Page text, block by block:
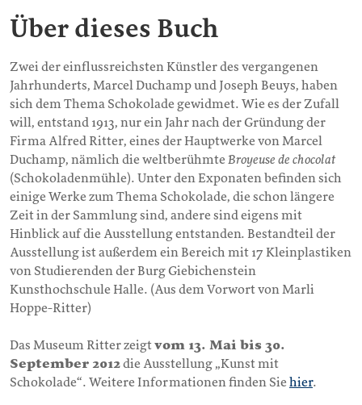
Über dieses Buch
Zwei der einflussreichsten Künstler des vergangenen
Jahrhunderts, Marcel Duchamp und Joseph Beuys, haben
sich dem Thema Schokolade gewidmet. Wie es der Zufall
will, entstand 1913, nur ein Jahr nach der Gründung der
Firma Alfred Ritter, eines der Hauptwerke von Marcel
Duchamp, nämlich die weltberühmte Broyeuse de chocolat
(Schokoladenmühle). Unter den Exponaten befinden sich
einige Werke zum Thema Schokolade, die schon längere
Zeit in der Sammlung sind, andere sind eigens mit
Hinblick auf die Ausstellung entstanden. Bestandteil der
Ausstellung ist außerdem ein Bereich mit 17 Kleinplastiken
von Studierenden der Burg Giebichenstein
Kunsthochschule Halle. (Aus dem Vorwort von Marli
Hoppe-Ritter)
Das Museum Ritter zeigtvom 13. Mai bis 30.
September 2012die Ausstellung „Kunst mit
Schokolade“. Weitere Informationen finden Sie hier.